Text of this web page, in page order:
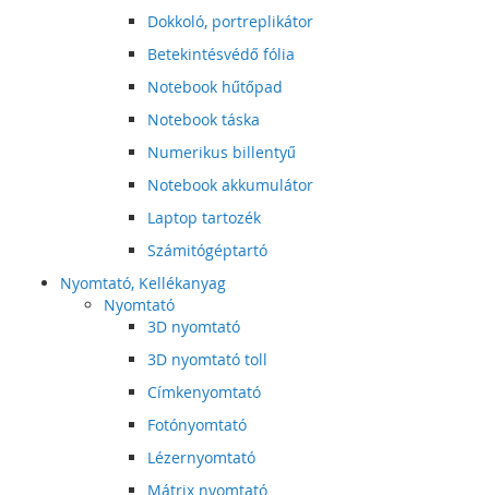
Dokkoló, portreplikátor
Betekintésvédő fólia
Notebook hűtőpad
Notebook táska
Numerikus billentyű
Notebook akkumulátor
Laptop tartozék
Számitógéptartó
Nyomtató, Kellékanyag
Nyomtató
3D nyomtató
3D nyomtató toll
Címkenyomtató
Fotónyomtató
Lézernyomtató
Mátrix nyomtató